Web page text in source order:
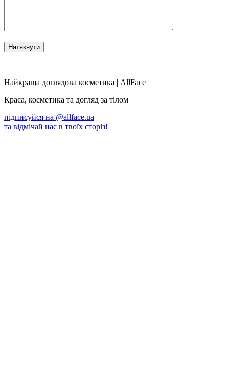
Найкраща доглядова косметика | AllFace
Краса, косметика та догляд за тілом
підписуйся на @allface.ua
та відмічай нас в твоїх сторіз!